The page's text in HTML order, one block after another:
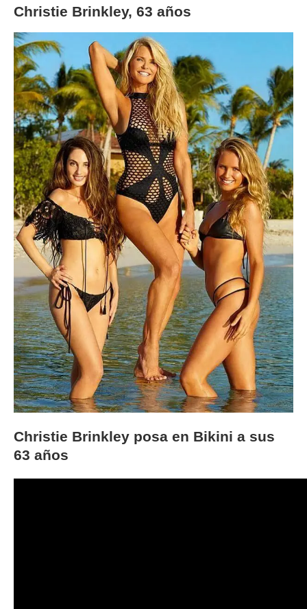
Christie Brinkley, 63 años
Christie Brinkley posa en Bikini a sus
63 años